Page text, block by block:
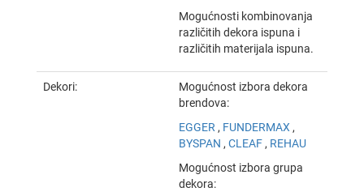
Mogućnosti kombinovanja
različitih dekora ispuna i
različitih materijala ispuna.
Dekori:
Mogućnost izbora dekora
brendova:
EGGER, FUNDERMAX,
BYSPAN , CLEAF, REHAU
Mogućnost izbora grupa
dekora: